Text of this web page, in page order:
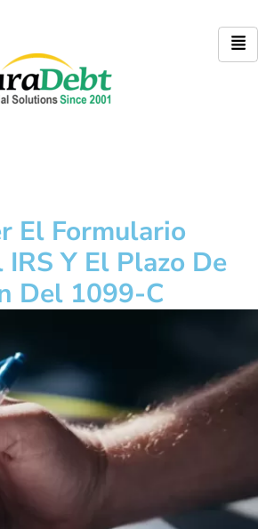
El Formulario
Y El Plazo De
Del 1099-C